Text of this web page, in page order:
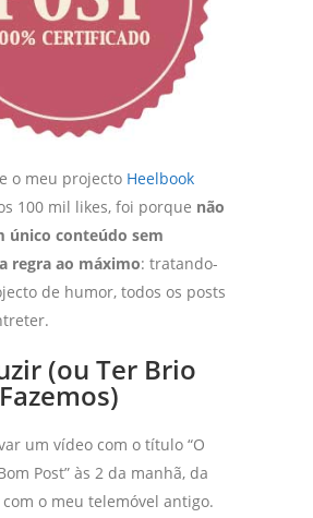
o meu projecto Heelbook
100 mil likes, foi porque não
único conteúdo sem
regra ao máximo: tratando-
de humor, todos os posts
(ou Ter Brio
um vídeo com o título “O
Post” às 2 da manhã, da
o meu telemóvel antigo.